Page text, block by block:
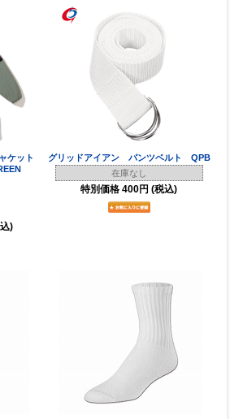
ケット
)
グリッドアイアン パンツベルト QPB
在庫なし
特別価格 400円 (税込)